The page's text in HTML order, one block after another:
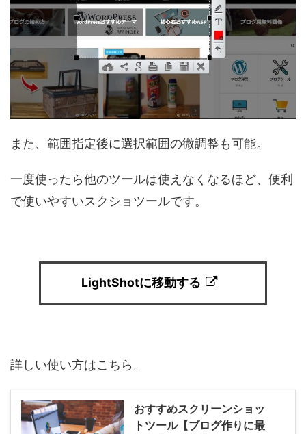
また、範囲指定後に選択範囲の微調整も可能。
一度使ったら他のツールは使えなくなるほど、便利
で使いやすいスクショツールです。
LightShotに移動する
詳しい使い方はこちら。
おすすめスクリーンショッ
トツール【ブログ作りに最